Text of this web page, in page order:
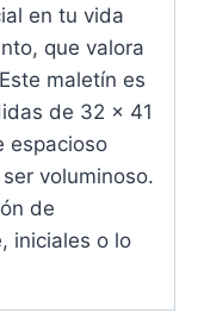
en tu vida
que valora
maletín es
de 32 x 41
espacioso
voluminoso.
de
iniciales o lo